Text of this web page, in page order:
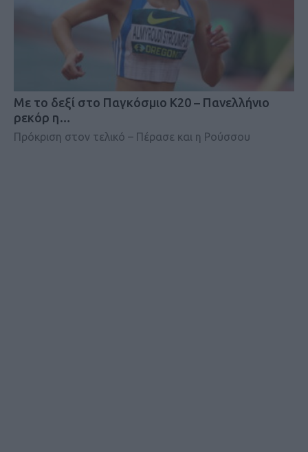
Mε το δεξί στο Παγκόσμιο Κ20 – Πανελλήνιο
ρεκόρ η…
Πρόκριση στον τελικό – Πέρασε και η Ρούσσου